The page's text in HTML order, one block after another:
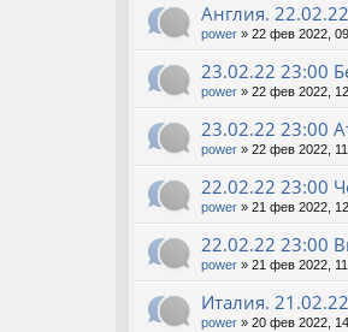
Англия.
power » 22 фев 2022,
23.02.22 23:00
power » 22 фев 2022,
23.02.22 23:00
power » 22 фев 2022,
22.02.22 23:00
power » 21 фев 2022,
22.02.22 23:00
power » 21 фев 2022,
Италия.
power » 20 фев 2022,